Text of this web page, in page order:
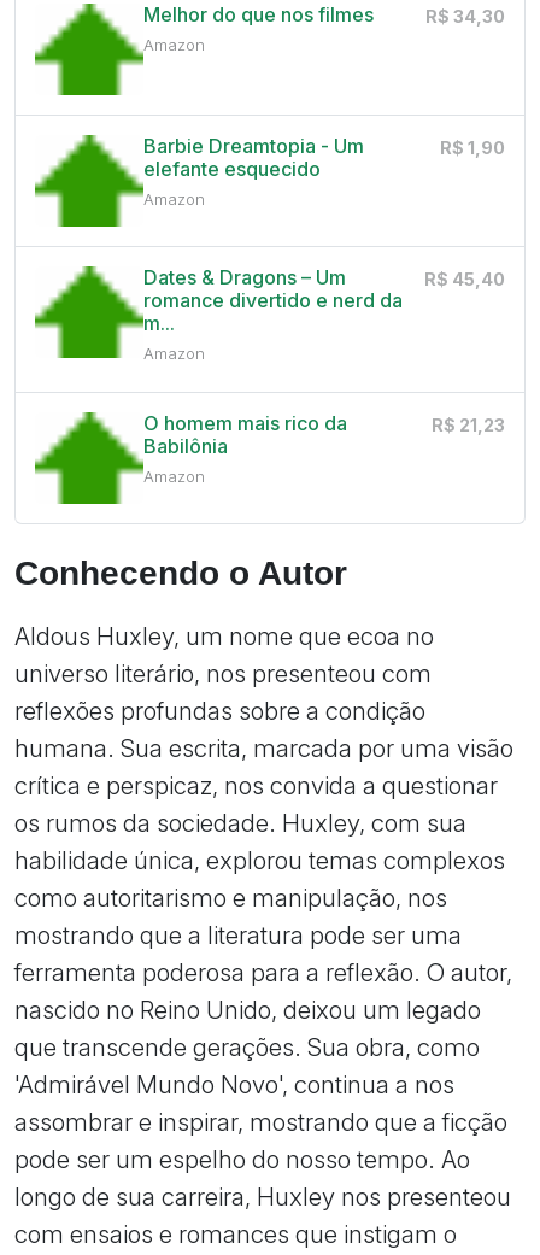
Melhor do que nos filmes
Amazon
R$ 34,30
Barbie Dreamtopia - Um
elefante esquecido
Amazon
R$ 1,90
Dates & Dragons – Um
romance divertido e nerd da
m...
Amazon
R$ 45,40
O homem mais rico da
Babilônia
Amazon
R$ 21,23
Conhecendo o Autor
Aldous Huxley, um nome que ecoa no
universo literário, nos presenteou com
reflexões profundas sobre a condição
humana. Sua escrita, marcada por uma visão
crítica e perspicaz, nos convida a questionar
os rumos da sociedade. Huxley, com sua
habilidade única, explorou temas complexos
como autoritarismo e manipulação, nos
mostrando que a literatura pode ser uma
ferramenta poderosa para a reflexão. O autor,
nascido no Reino Unido, deixou um legado
que transcende gerações. Sua obra, como
'Admirável Mundo Novo', continua a nos
assombrar e inspirar, mostrando que a ficção
pode ser um espelho do nosso tempo. Ao
longo de sua carreira, Huxley nos presenteou
com ensaios e romances que instigam o